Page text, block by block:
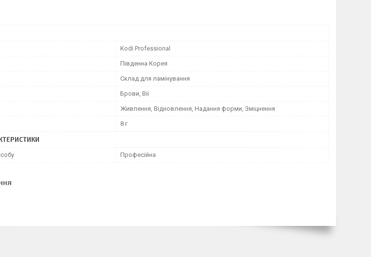
Kodi Professional
Південна Корея
Склад для ламінування
Брови, Вії
Живлення, Відновлення, Надання форми, Зміцнення
8 г
Професійна